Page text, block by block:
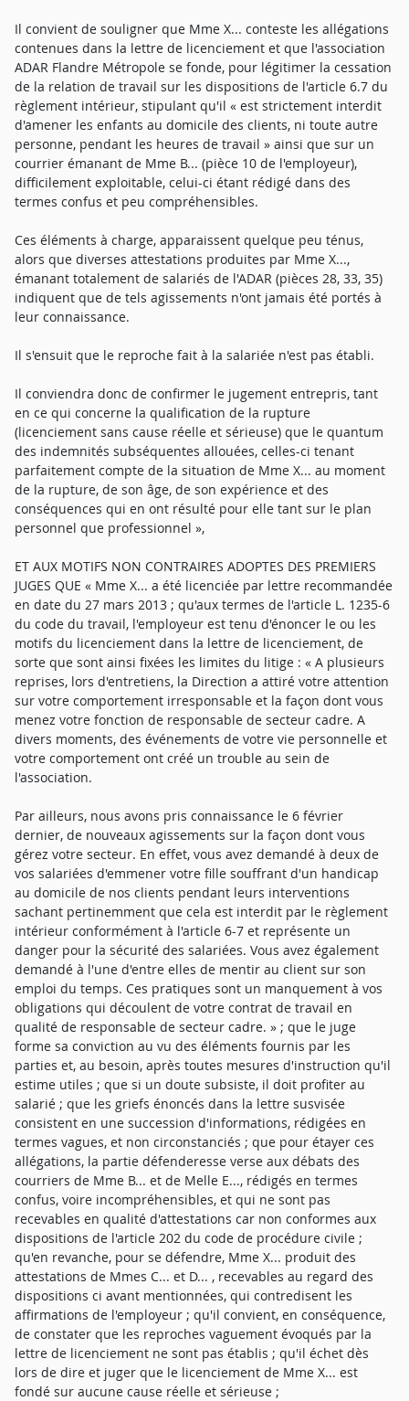
Il convient de souligner que Mme X... conteste les allégations
contenues dans la lettre de licenciement et que l'association
ADAR Flandre Métropole se fonde, pour légitimer la cessation
de la relation de travail sur les dispositions de l'article 6.7 du
règlement intérieur, stipulant qu'il « est strictement interdit
d'amener les enfants au domicile des clients, ni toute autre
personne, pendant les heures de travail » ainsi que sur un
courrier émanant de Mme B... (pièce 10 de l'employeur),
difficilement exploitable, celui-ci étant rédigé dans des
termes confus et peu compréhensibles.
Ces éléments à charge, apparaissent quelque peu ténus,
alors que diverses attestations produites par Mme X...,
émanant totalement de salariés de l'ADAR (pièces 28, 33, 35)
indiquent que de tels agissements n'ont jamais été portés à
leur connaissance.
Il s'ensuit que le reproche fait à la salariée n'est pas établi.
Il conviendra donc de confirmer le jugement entrepris, tant
en ce qui concerne la qualification de la rupture
(licenciement sans cause réelle et sérieuse) que le quantum
des indemnités subséquentes allouées, celles-ci tenant
parfaitement compte de la situation de Mme X... au moment
de la rupture, de son âge, de son expérience et des
conséquences qui en ont résulté pour elle tant sur le plan
personnel que professionnel »,
ET AUX MOTIFS NON CONTRAIRES ADOPTES DES PREMIERS
JUGES QUE « Mme X... a été licenciée par lettre recommandée
en date du 27 mars 2013 ; qu'aux termes de l'article L. 1235-6
du code du travail, l'employeur est tenu d'énoncer le ou les
motifs du licenciement dans la lettre de licenciement, de
sorte que sont ainsi fixées les limites du litige : « A plusieurs
reprises, lors d'entretiens, la Direction a attiré votre attention
sur votre comportement irresponsable et la façon dont vous
menez votre fonction de responsable de secteur cadre. A
divers moments, des événements de votre vie personnelle et
votre comportement ont créé un trouble au sein de
l'association.
Par ailleurs, nous avons pris connaissance le 6 février
dernier, de nouveaux agissements sur la façon dont vous
gérez votre secteur. En effet, vous avez demandé à deux de
vos salariées d'emmener votre fille souffrant d'un handicap
au domicile de nos clients pendant leurs interventions
sachant pertinemment que cela est interdit par le règlement
intérieur conformément à l'article 6-7 et représente un
danger pour la sécurité des salariées. Vous avez également
demandé à l'une d'entre elles de mentir au client sur son
emploi du temps. Ces pratiques sont un manquement à vos
obligations qui découlent de votre contrat de travail en
qualité de responsable de secteur cadre. » ; que le juge
forme sa conviction au vu des éléments fournis par les
parties et, au besoin, après toutes mesures d'instruction qu'il
estime utiles ; que si un doute subsiste, il doit profiter au
salarié ; que les griefs énoncés dans la lettre susvisée
consistent en une succession d'informations, rédigées en
termes vagues, et non circonstanciés ; que pour étayer ces
allégations, la partie défenderesse verse aux débats des
courriers de Mme B... et de Melle E..., rédigés en termes
confus, voire incompréhensibles, et qui ne sont pas
recevables en qualité d'attestations car non conformes aux
dispositions de l'article 202 du code de procédure civile ;
qu'en revanche, pour se défendre, Mme X... produit des
attestations de Mmes C... et D... , recevables au regard des
dispositions ci avant mentionnées, qui contredisent les
affirmations de l'employeur ; qu'il convient, en conséquence,
de constater que les reproches vaguement évoqués par la
lettre de licenciement ne sont pas établis ; qu'il échet dès
lors de dire et juger que le licenciement de Mme X... est
fondé sur aucune cause réelle et sérieuse ;